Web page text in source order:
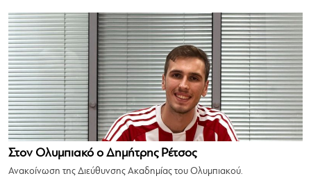
Στον Ολυμπιακό ο Δημήτρης Ρέτσος
Ανακοίνωση της Διεύθυνσης Ακαδημίας του Ολυμπιακού.